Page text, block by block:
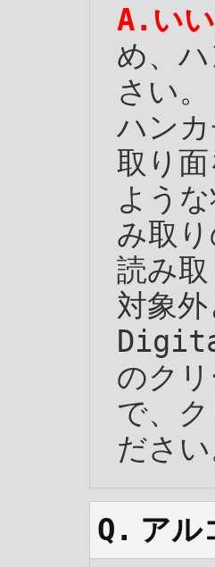
い
め、
さい。
ハン
取り
よう
み取
読み
対象
のク
で、
ださい
アル